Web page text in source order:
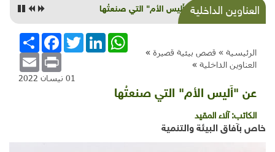
العناوين الداخليةعن "أَليس الأم" التي صنعتُها
الرئيسية » قصص بيئية قصيرة »
العناوين الداخلية »
انشر
FacebookTwitterLinkedInWhatsApp
Email Print
01 نيسان 2022
عن "أَليس الأم" التي صنعتُها
الكاتب: آلاء المقيد
خاص بآفاق البيئة والتنمية